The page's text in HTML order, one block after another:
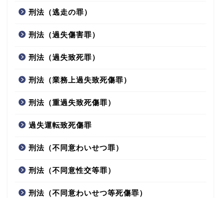
刑法（逃走の罪）
刑法（過失傷害罪）
刑法（過失致死罪）
刑法（業務上過失致死傷罪）
刑法（重過失致死傷罪）
過失運転致死傷罪
刑法（不同意わいせつ罪）
刑法（不同意性交等罪）
刑法（不同意わいせつ等死傷罪）